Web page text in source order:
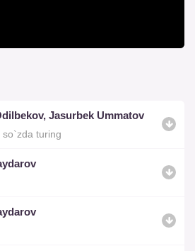
Jasurbek Ummatov
so`zda turing